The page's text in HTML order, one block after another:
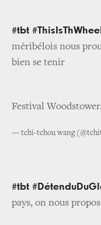
#tbt #ThisIsThWheel
méribélois nous
bien se tenir
Festival
— tchi-tchou wang
#tbt
pays, on nous